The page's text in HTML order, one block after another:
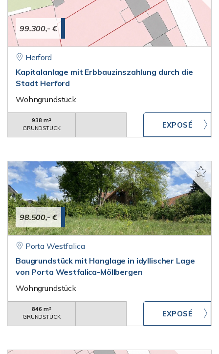
99.300,- €
Herford
Kapitalanlage mit Erbbauzinszahlung durch die
Stadt Herford
Wohngrundstück
938 m²
GRUNDSTÜCK
98.500,- €
Porta Westfalica
Baugrundstück mit Hanglage in idyllischer Lage
von Porta Westfalica-Möllbergen
Wohngrundstück
846 m²
GRUNDSTÜCK